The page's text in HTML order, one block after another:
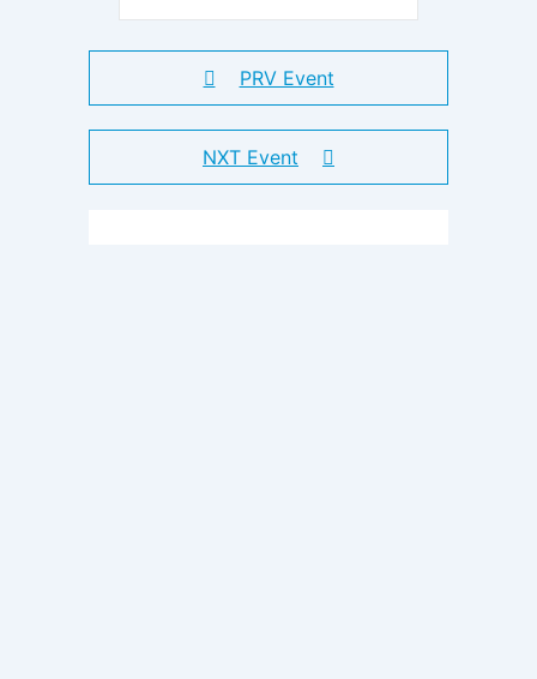
PRV Event
NXT Event